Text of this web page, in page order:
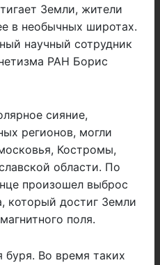
Земли, жители
в необычных широтах.
научный сотрудник
РАН Борис
сияние,
регионов, могли
Костромы,
области. По
произошел выброс
который достиг Земли
поля.
буря. Во время таких